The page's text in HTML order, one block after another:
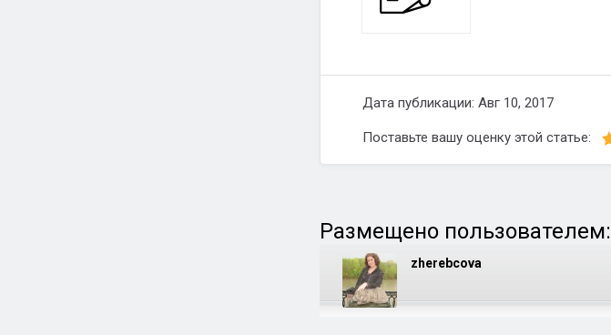
Дата публикации: Авг 10, 2017
Поставьте вашу оценку этой статье:
Размещено пользователем:
zherebcova